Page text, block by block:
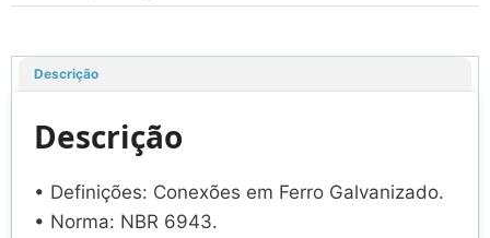
Descrição
Descrição
• Definições: Conexões em Ferro Galvanizado.
• Norma: NBR 6943.